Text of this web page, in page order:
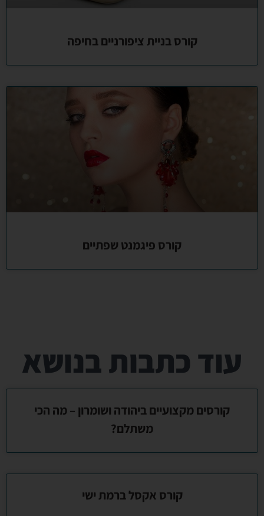
קורס בניית ציפורניים בחיפה
קורס פיגמנט שפתיים
עוד כתבות בנושא
קורסים מקצועיים ביהודה ושומרון – מה הכי
משתלם?
קורס אקסל ברמת ישי